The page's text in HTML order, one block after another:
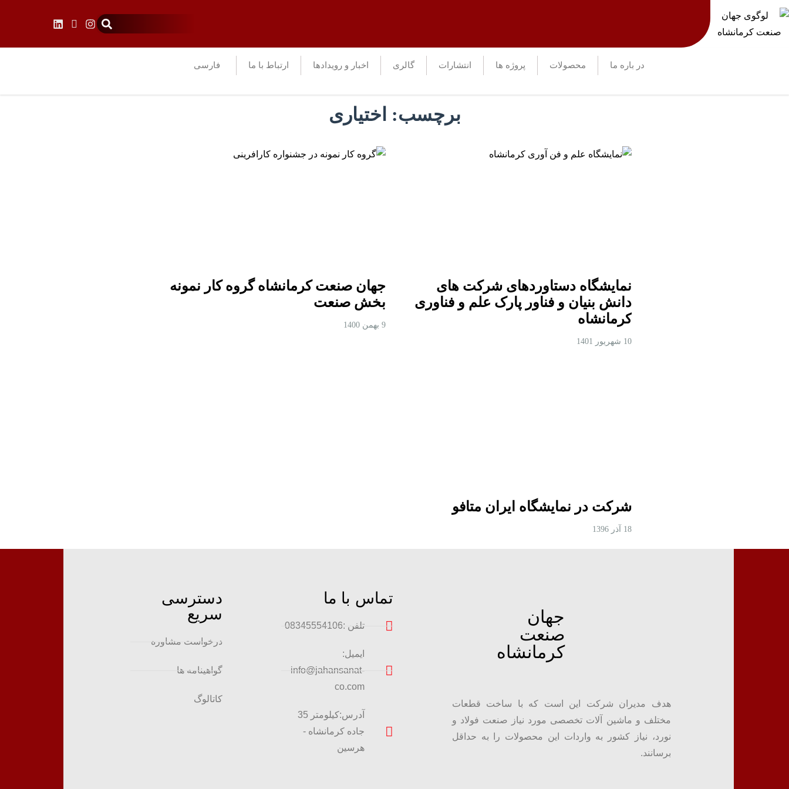
در باره ما محصولات پروژه ها انتشارات گالری اخبار و رویدادها ارتباط با ما فارسی
برچسب: اختیاری
نمایشگاه دستاوردهای شرکت های
دانش بنیان و فناور پارک علم و فناوری
کرمانشاه
10 شهریور 1401
جهان صنعت کرمانشاه گروه کار نمونه
بخش صنعت
9 بهمن 1400
شرکت در نمایشگاه ایران متافو
18 آذر 1396
جهان
صنعت
کرمانشاه
هدف مدیران شرکت این است که با ساخت قطعات
مختلف و ماشین آلات تخصصی مورد نیاز صنعت فولاد و
نورد، نیاز کشور به واردات این محصولات را به حداقل
برسانند.
تماس با ما
تلفن :08345554106
ایمیل:
info@jahansanat-
co.com
آدرس:کیلومتر 35
جاده کرمانشاه -
هرسین
دسترسی
سریع
درخواست مشاوره
گواهینامه ها
کاتالوگ